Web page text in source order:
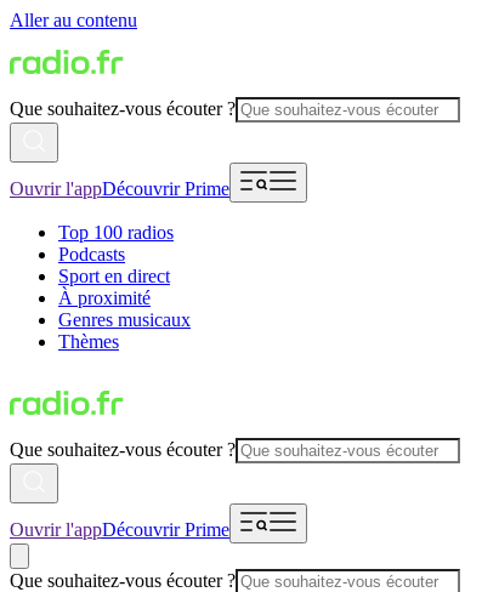
Aller au contenu
Que souhaitez-vous écouter ?
Ouvrir l'appDécouvrir Prime
Top 100 radios
Podcasts
Sport en direct
À proximité
Genres musicaux
Thèmes
Que souhaitez-vous écouter ?
Ouvrir l'appDécouvrir Prime
Que souhaitez-vous écouter ?